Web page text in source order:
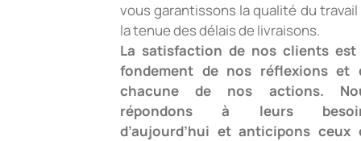
vous garantissons la qualité du
la tenue des délais de livraisons.
La satisfaction de nos clients est
fondement de nos réflexions et
chacune de nos actions.
répondons à leurs
d’aujourd’hui et anticipons ceux